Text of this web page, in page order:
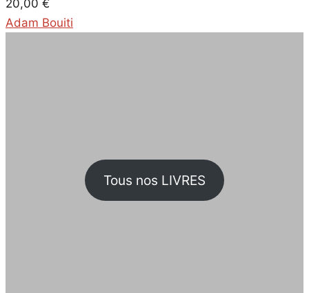
20,00 €
Adam Bouiti
Tous nos LIVRES